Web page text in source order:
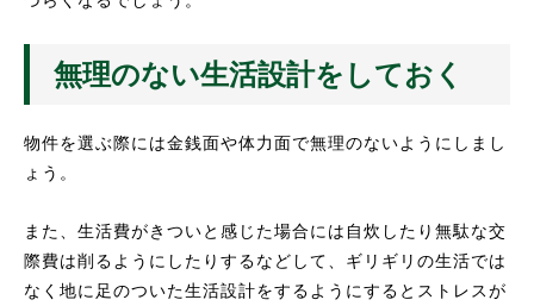
無理のない生活設計をしておく
物件を選ぶ際には金銭面や体力面で無理のないようにしまし
ょう。
また、生活費がきついと感じた場合には自炊したり無駄な交
際費は削るようにしたりするなどして、ギリギリの生活では
なく地に足のついた生活設計をするようにするとストレスが